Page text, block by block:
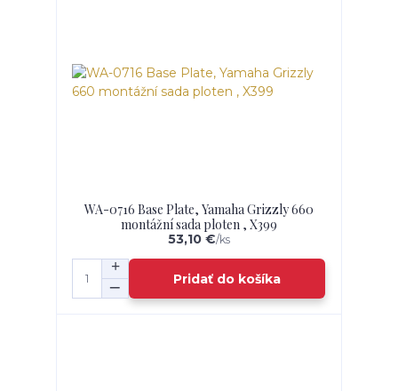
WA-0716 Base Plate, Yamaha Grizzly 660
montážní sada ploten , X399
53,10 €/ks
Pridať do košíka